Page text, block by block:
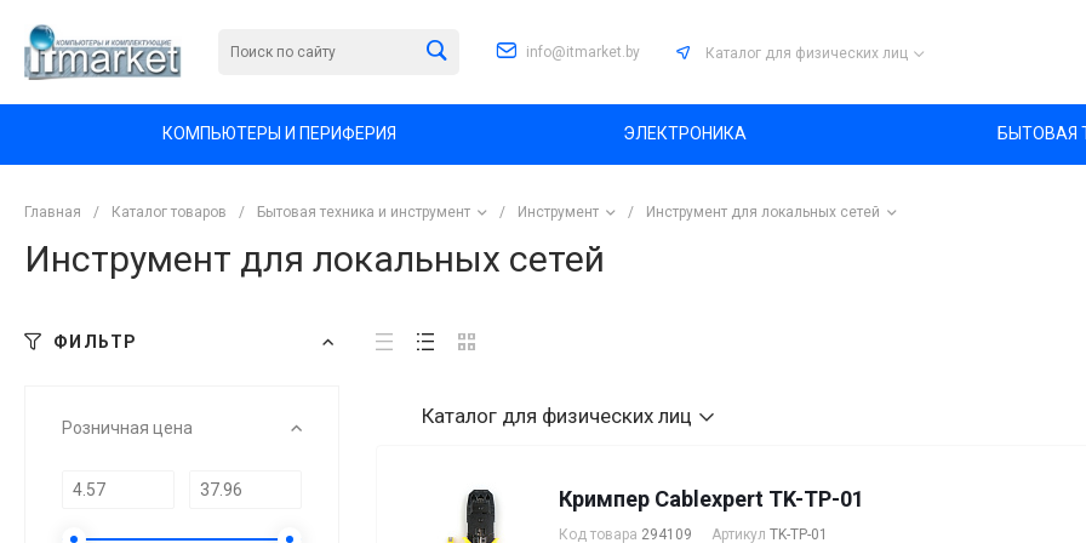
info@itmarket.by Каталог для физических лиц
КОМПЬЮТЕРЫ И ПЕРИФЕРИЯ ЭЛЕКТРОНИКА БЫТОВАЯ
Главная / Каталог товаров / Бытовая техника и инструмент / Инструмент / Инструмент для локальных сетей
Инструмент для локальных сетей
ФИЛЬТР
Розничная цена Каталог для физических лиц
Кримпер Cablexpert TK-TP-01
Код товара 294109 Артикул TK-TP-01